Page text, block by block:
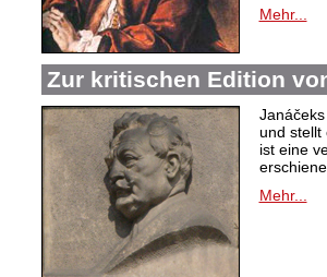
Mehr...
Zur kritischen Edition
Janáčeks
und stellt
ist eine
Mehr...